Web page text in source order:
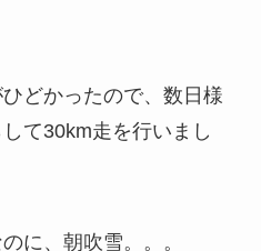
どかったので、数日様
て30km走を行いまし
に、朝吹雪。。。